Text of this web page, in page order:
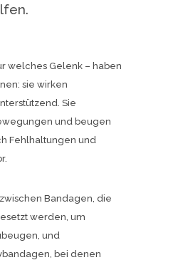
welches Gelenk – haben
sie wirken
Sie
und beugen
Fehlhaltungen und
Bandagen, die
werden, um
und
bei denen